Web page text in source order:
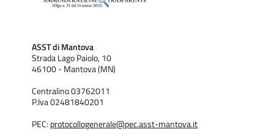
ASST di Mantova
Strada Lago Paiolo, 10
46100 - Mantova (MN)
Centralino 03762011
P.Iva 02481840201
PEC: protocollogenerale@pec.asst-mantova.it